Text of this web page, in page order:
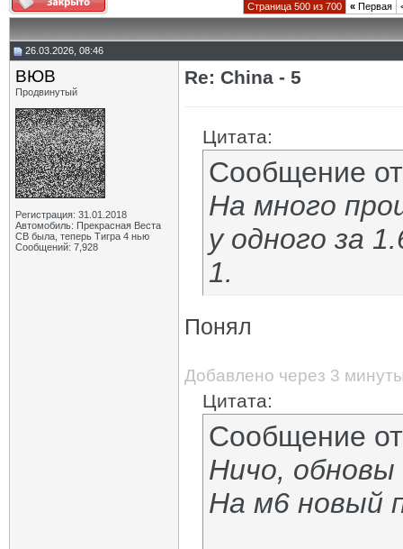
Страница 500 из 700 « Первая
26.03.2026, 08:46
ВЮВ
Продвинутый
Регистрация: 31.01.2018
Автомобиль: Прекрасная Веста
СВ была, теперь Тигра 4 нью
Сообщений: 7,928
Re: China - 5
Цитата:
Сообщение
На много
у одного за
1.
Понял
Добавлено через 3
Цитата:
Сообщение
Ничо, обновы
На м6 новый